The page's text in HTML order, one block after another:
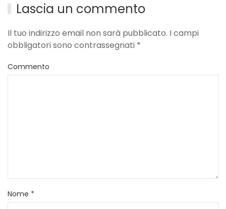
Lascia un commento
Il tuo indirizzo email non sarà pubblicato. I campi
obbligatori sono contrassegnati *
Commento
Nome *